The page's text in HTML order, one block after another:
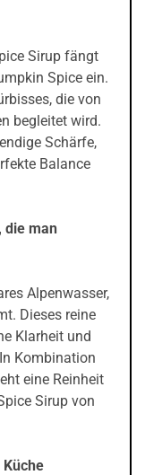
Sirup fängt
Spice ein.
die von
begleitet wird.
Schärfe,
Balance
die man
Alpenwasser,
Dieses reine
Klarheit und
Kombination
eine Reinheit
Sirup von